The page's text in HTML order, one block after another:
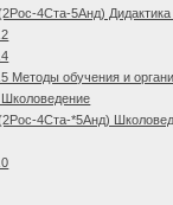
4Ста-5Анд)
Методы обучения и
4Ста-*5Анд)